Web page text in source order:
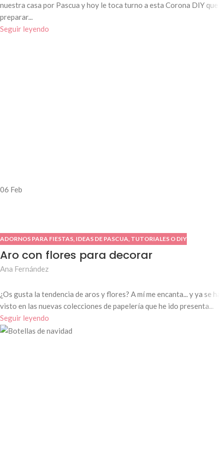
nuestra casa por Pascua y hoy le toca turno a esta Corona DIY que
preparar...
Seguir leyendo
06 Feb
ADORNOS PARA FIESTAS, IDEAS DE PASCUA, TUTORIALES O DIY
Aro con flores para decorar
Ana Fernández
¿Os gusta la tendencia de aros y flores? A mí me encanta... y ya se ha
visto en las nuevas colecciones de papelería que he ido presenta...
Seguir leyendo